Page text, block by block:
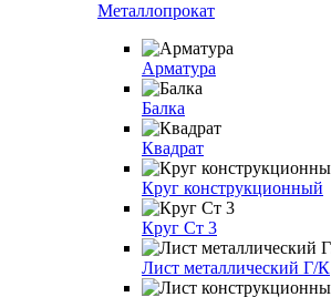
Металлопрокат
Арматура
Балка
Квадрат
Круг конструкционный
Круг Ст 3
Лист металлический Г/К